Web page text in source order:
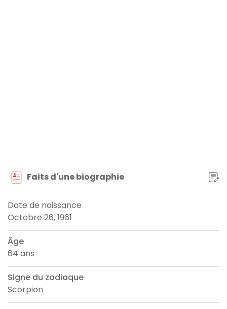
Faits d'une biographie
Date de naissance
Octobre 26, 1961
Âge
64 ans
Signe du zodiaque
Scorpion